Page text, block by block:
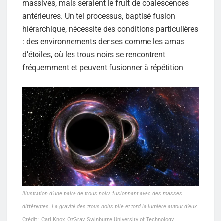
massives, mais seraient le fruit de coalescences
antérieures. Un tel processus, baptisé fusion
hiérarchique, nécessite des conditions particulières
: des environnements denses comme les amas
d’étoiles, où les trous noirs se rencontrent
fréquemment et peuvent fusionner à répétition.
Illustration d’une paire de trous noirs fusionnant avec des masses
différentes. La gravité des trous noirs plie et tord la lumière autour d’eux.
Crédit : Carl Knox, OzGrav, Swinburne University of Technology